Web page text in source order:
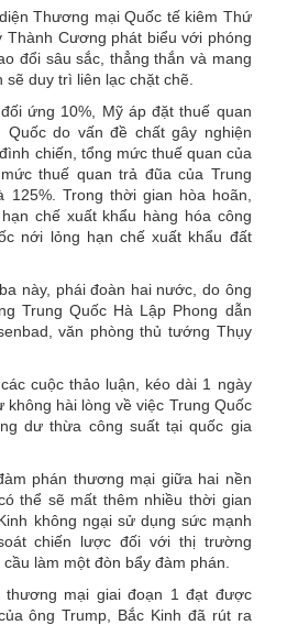
Thương mại Quốc tế kiêm Thứ
Cương phát biểu với phóng
đổi sâu sắc, thẳng thắn và mang
duy trì liên lạc chặt chẽ.
ứng 10%, Mỹ áp đặt thuế quan
Quốc do vấn đề chất gây nghiện
chiến, tổng mức thuế quan của
thuế quan trả đũa của Trung
Trong thời gian hòa hoãn,
chế xuất khẩu hàng hóa công
nới lỏng hạn chế xuất khẩu đất
này, phái đoàn hai nước, do ông
Trung Quốc Hà Lập Phong dẫn
văn phòng thủ tướng Thụy
cuộc thảo luận, kéo dài 1 ngày
hài lòng về việc Trung Quốc
dư thừa công suất tại quốc gia
phán thương mại giữa hai nền
thể sẽ mất thêm nhiều thời gian
không ngại sử dụng sức mạnh
chiến lược đối với thị trường
làm một đòn bẩy đàm phán.
thương mại giai đoạn 1 đạt được
ông Trump, Bắc Kinh đã rút ra